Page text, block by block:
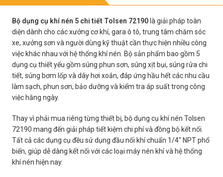
Bộ dụng cụ khí nén 5 chi tiết Tolsen 72190 là giải pháp toàn
diện dành cho các xưởng cơ khí, gara ô tô, trung tâm chăm sóc
xe, xưởng sơn và người dùng kỹ thuật cần thực hiện nhiều công
việc khác nhau với hệ thống khí nén. Bộ sản phẩm bao gồm 5
dụng cụ thiết yếu gồm súng phun sơn, súng xịt bụi, súng rửa chi
tiết, súng bơm lốp và dây hơi xoắn, đáp ứng hầu hết các nhu cầu
làm sạch, phun sơn, bảo dưỡng và kiểm tra áp suất trong công
việc hằng ngày.
Thay vì phải mua riêng từng thiết bị, bộ dụng cụ khí nén Tolsen
72190 mang đến giải pháp tiết kiệm chi phí và đồng bộ kết nối.
Tất cả các dụng cụ đều sử dụng đầu nối khí chuẩn 1/4″ NPT phổ
biến, giúp dễ dàng kết nối với các loại máy nén khí và hệ thống
khí nén hiện nay.